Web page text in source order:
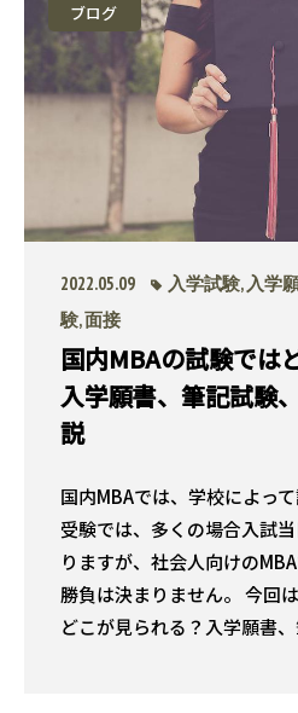
ブログ
2022.05.09 入学試験,入学
験,面接
国内MBAの試験では
入学願書、筆記試験
説
国内MBAでは、学校によっ
受験では、多くの場合入試
りますが、社会人向けの
勝負は決まりません。 今回
どこが見られる？入学願書